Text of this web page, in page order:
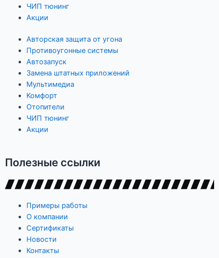
ЧИП тюнинг
Акции
Авторская защита от угона
Противоугонные системы
Автозапуск
Замена штатных приложений
Мультимедиа
Комфорт
Отопители
ЧИП тюнинг
Акции
Полезные ссылки
Примеры работы
О компании
Сертификаты
Новости
Контакты